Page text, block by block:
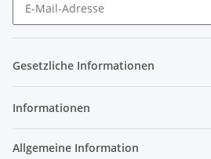
Gesetzliche Informationen
Informationen
Allgemeine Information